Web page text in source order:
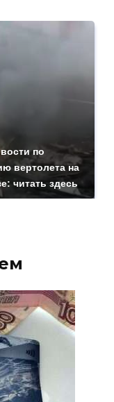
по
вертолета на
читать здесь